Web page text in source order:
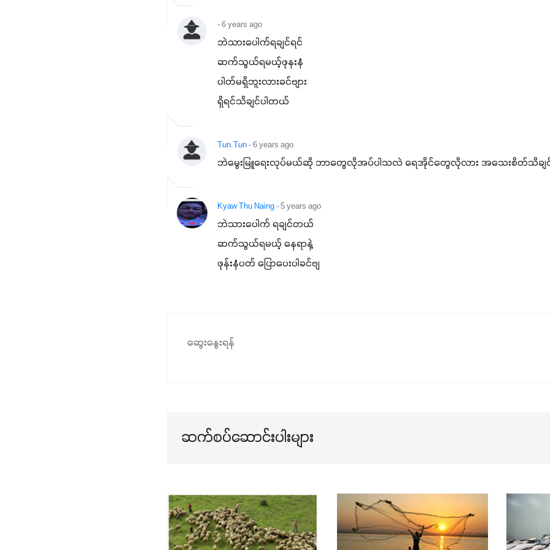
- 6 years ago
ဘဲသားပေါက်ရချင်ရင်
ဆက်သွယ်ရမယ့်ဖုနးနံ
ပါတ်မရှိဘူးလားခင်ဗျား
ရှိရင်သိချင်ပါတယ်
Tun.Tun- 6 years ago
ဘဲမွေးမြူရေးလုပ်မယ်ဆို ဘာတွေလိုအပ်ပါသလဲ ရေအိုင်တွေလိုလား အသေးစိတ်သိချ
Kyaw Thu Naing- 5 years ago
ဘဲသားပေါက် ရချင်တယ်
ဆက်သွယ်ရမယ့် နေရာနဲ့
ဖုန်းနံပတ် ပြောပေးပါခင်ဗျ
ဆွေးနွေးရန်
ဆက်စပ်ဆောင်းပါးများ